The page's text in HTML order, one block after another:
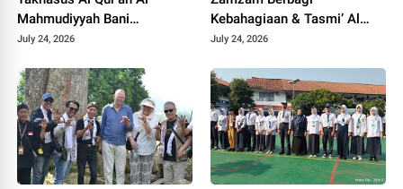
Mahmudiyyah Bani
Suparman Assatinem
July 24, 2026
Kebahagiaan & Tasmi’ Al
Qur’an Sambut Muharram
July 24, 2026